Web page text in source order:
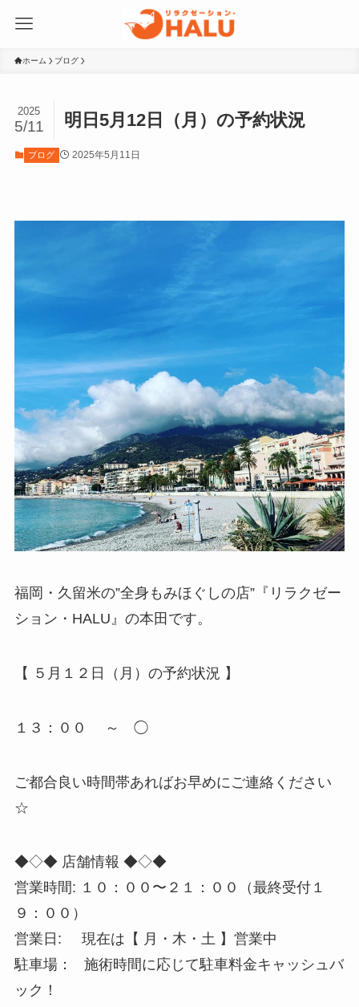
ホーム ブログ
明日5月12日（月）の予約状況
2025
5/11
ブログ 2025年5月11日
福岡・久留米の”全身もみほぐしの店”『リラクゼー
ション・HALU』の本田です。
【 ５月１２日（月）の予約状況 】
１３：００ ～ ◯
ご都合良い時間帯あればお早めにご連絡ください
☆
◆◇◆ 店舗情報 ◆◇◆
営業時間: １０：００〜２１：００（最終受付１
９：００）
営業日: 現在は【 月・木・土 】営業中
駐車場： 施術時間に応じて駐車料金キャッシュバ
ック！